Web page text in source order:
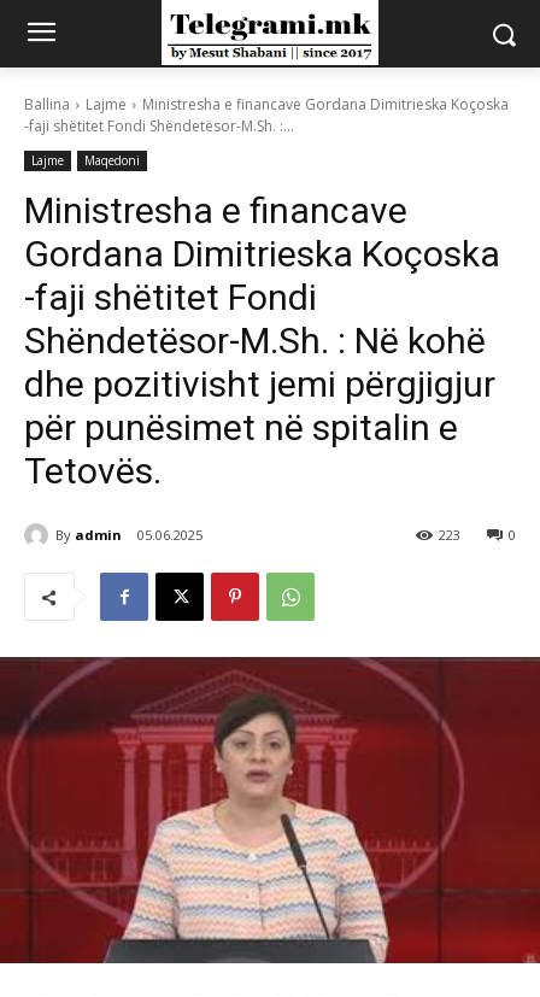
Ballina Lajme
Ministresha e financave Gordana Dimitrieska Koçoska
-faji shëtitet Fondi Shëndetësor-M.Sh. :...
Lajme Maqedoni
Ministresha e financave
Gordana Dimitrieska Koçoska
-faji shëtitet Fondi
Shëndetësor-M.Sh. : Në kohë
dhe pozitivisht jemi përgjigjur
për punësimet në spitalin e
Tetovës.
By admin 05.06.2025 0
223